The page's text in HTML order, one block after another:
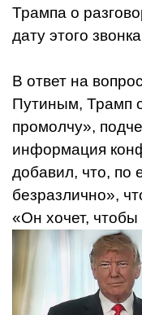
Трампа о
дату этого
В ответ на
Путиным, Трамп
промолчу»,
информация
добавил, что, по
безразлично»,
«Он хочет,